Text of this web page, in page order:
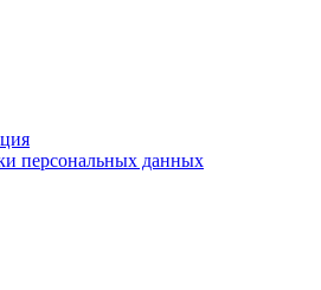
персональных данных